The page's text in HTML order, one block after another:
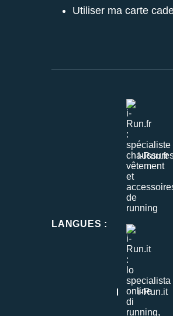
Utiliser ma carte
LANGUES :
i-Run.fr
i-Run.it